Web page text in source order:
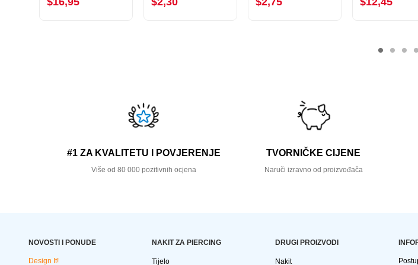
#1 ZA KVALITETU I POVJERENJE
Više od 80 000 pozitivnih ocjena
TVORNIČKE CIJENE
Naruči izravno od proizvođača
NOVOSTI I PONUDE
Design It!
NAKIT ZA PIERCING
Tijelo
DRUGI PROIZVODI
Nakit